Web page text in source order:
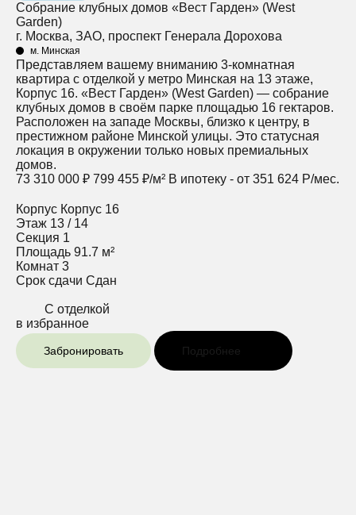
Собрание клубных домов «Вест Гарден» (West
Garden)
г. Москва, ЗАО, проспект Генерала Дорохова
м. Минская
Представляем вашему вниманию 3-комнатная
квартира с отделкой у метро Минская на 13 этаже,
Корпус 16. «Вест Гарден» (West Garden) — собрание
клубных домов в своём парке площадью 16 гектаров.
Расположен на западе Москвы, близко к центру, в
престижном районе Минской улицы. Это статусная
локация в окружении только новых премиальных
домов.
73 310 000 ₽ 799 455 ₽/м² В ипотеку - от 351 624 Р/мес.
Корпус Корпус 16
Этаж 13 / 14
Секция 1
Площадь 91.7 м²
Комнат 3
Срок сдачи Сдан
С отделкой
в избранное
Забронировать Подробнее